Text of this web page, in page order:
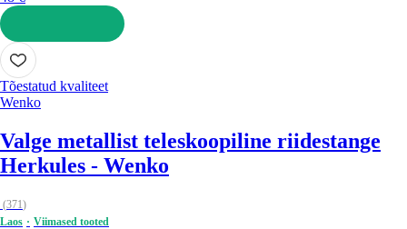
LISA OSTUKORVI
Tõestatud kvaliteet
Wenko
Valge metallist teleskoopiline riidestange
Herkules - Wenko
(371)
Laos
Viimased tooted